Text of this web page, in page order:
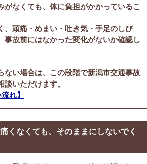
がなくても、体に負担がかかっているこ
、頭痛・めまい・吐き気・手足のしび
事故前にはなかった変化がないか確認し
ない場合は、この段階で新潟市交通事故
いただけます。
れ】
くなくても、そのままにしないでく